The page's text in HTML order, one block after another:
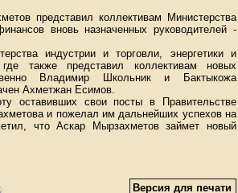
представил коллективам Министерства
вновь назначенных руководителей -
индустрии и торговли, энергетики и
также представил коллективам новых
Владимир Школьник и Бактыкожа
Ахметжан Есимов.
оставивших свои посты в Правительстве
и пожелал им дальнейших успехов на
что Аскар Мырзахметов займет новый
Версия для печати